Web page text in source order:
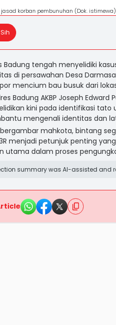
korban pembunuhan (Dok. istimewa)
Badung tengah menyelidiki
di persawahan Desa
mencium bau busuk dari
Badung AKBP Joseph
kini pada identifikasi tato
mengenali identitas dan
mahkota, bintang
menjadi petunjuk penting
utama dalam proses
summary was AI-assisted and